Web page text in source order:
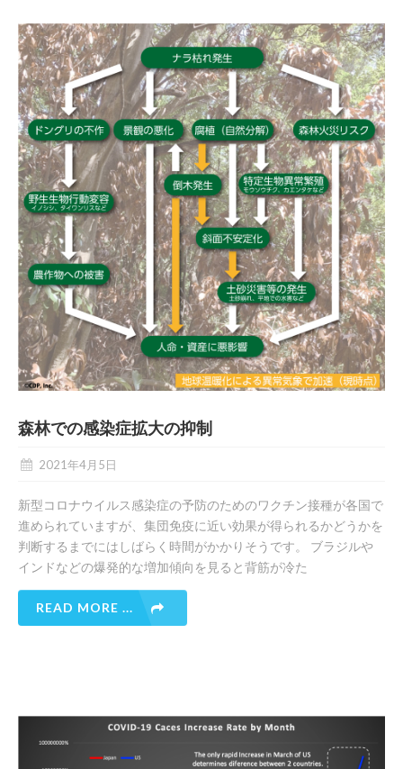
森林での感染症拡大の抑制
2021年4月5日
新型コロナウイルス感染症の予防のためのワクチン接種が各国で
進められていますが、集団免疫に近い効果が得られるかどうかを
判断するまでにはしばらく時間がかかりそうです。 ブラジルや
インドなどの爆発的な増加傾向を見ると背筋が冷た
READ MORE ...